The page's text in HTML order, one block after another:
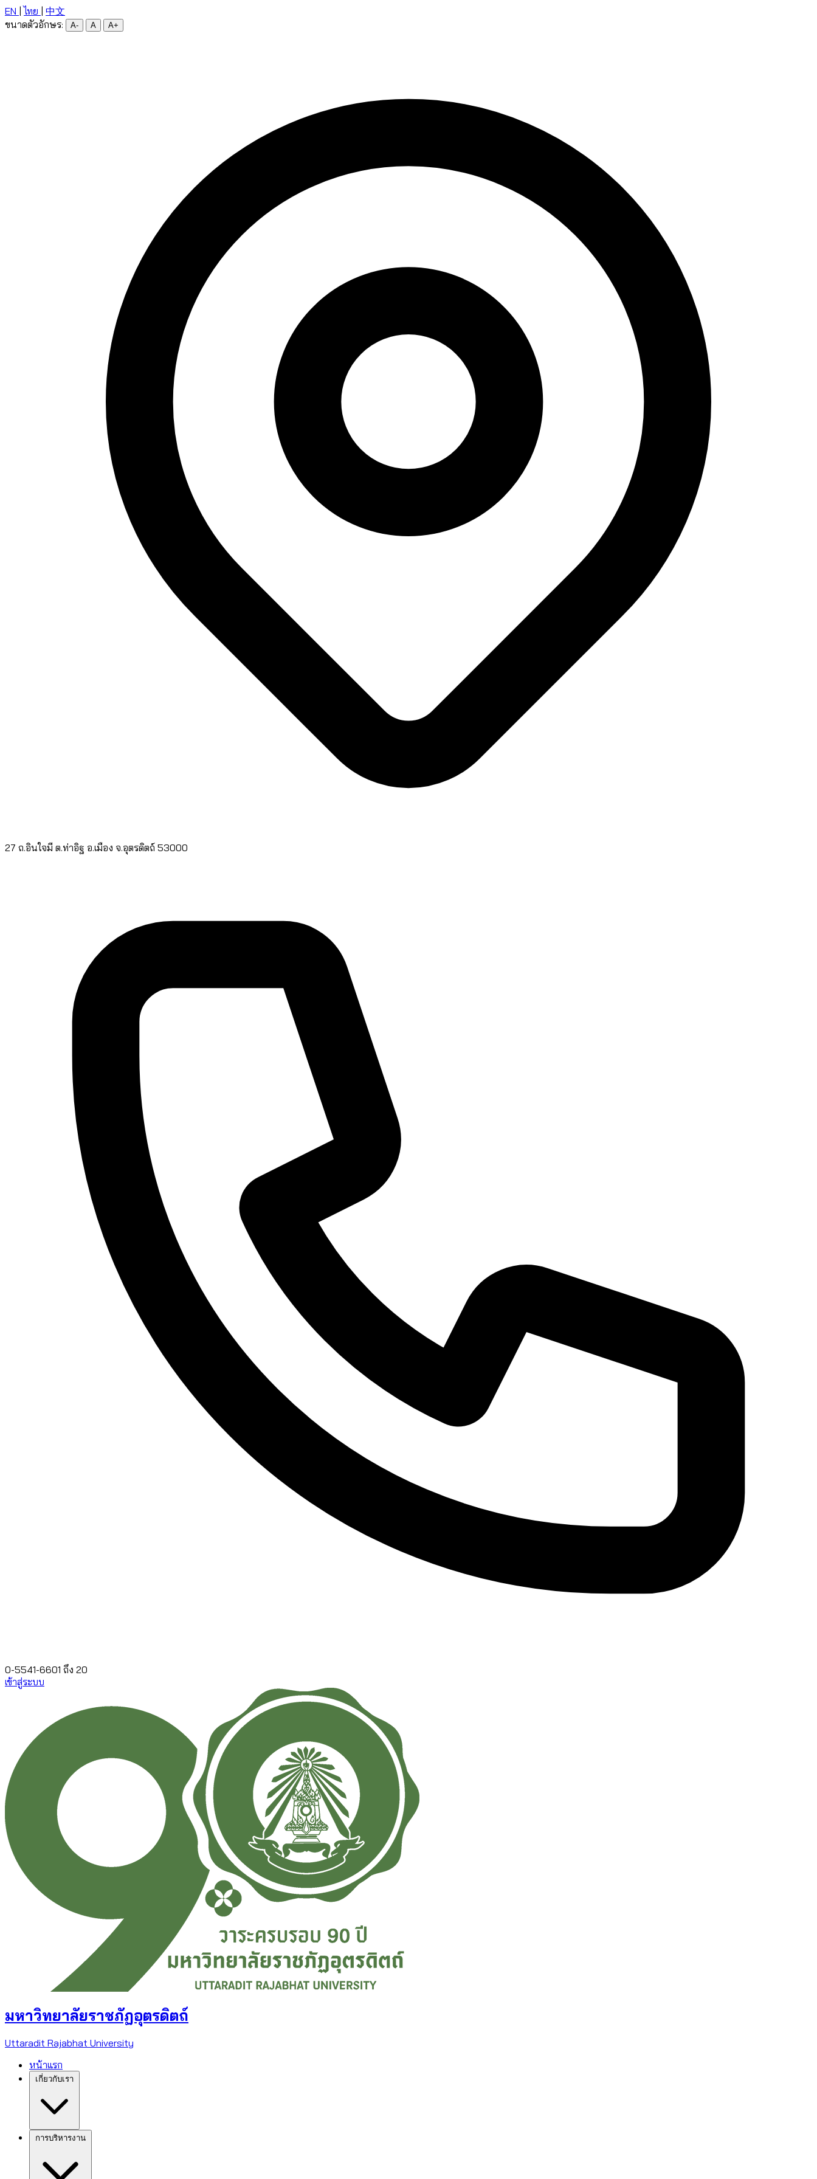
EN ไทย
中文
ขนาดตัวอักษร:
A- A A+
27 ถ.อินใจมี ต.ท่าอิฐ อ.เมือง จ.อุตรดิตถ์ 53000
0-5541-6601 ถึง 20
เข้าสู่ระบบ
มหาวิทยาลัยราชภัฏอุตรดิตถ์
Uttaradit Rajabhat University
หน้าแรก
เกี่ยวกับเรา
การบริหารงาน